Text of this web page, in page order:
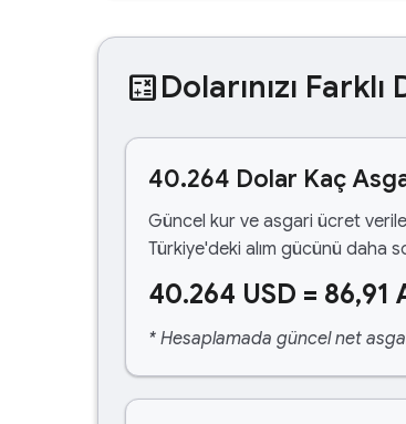
calculateDolarınızı
40.264 Dolar Kaç
Güncel kur ve asgari ücret
Türkiye'deki alım gücünü daha
40.264 USD =
* Hesaplamada güncel net